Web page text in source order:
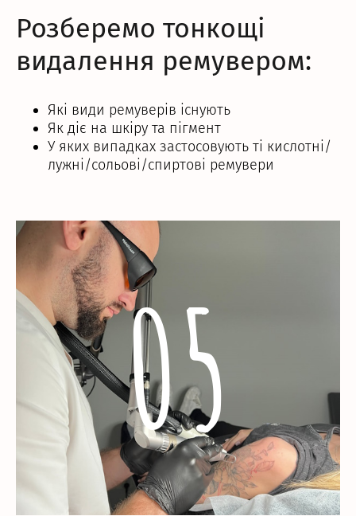
Розберемо тонкощі
видалення ремувером:
Які види ремуверів існують
Як діє на шкіру та пігмент
У яких випадках застосовують ті кислотні/
лужні/сольові/спиртові ремувери
05